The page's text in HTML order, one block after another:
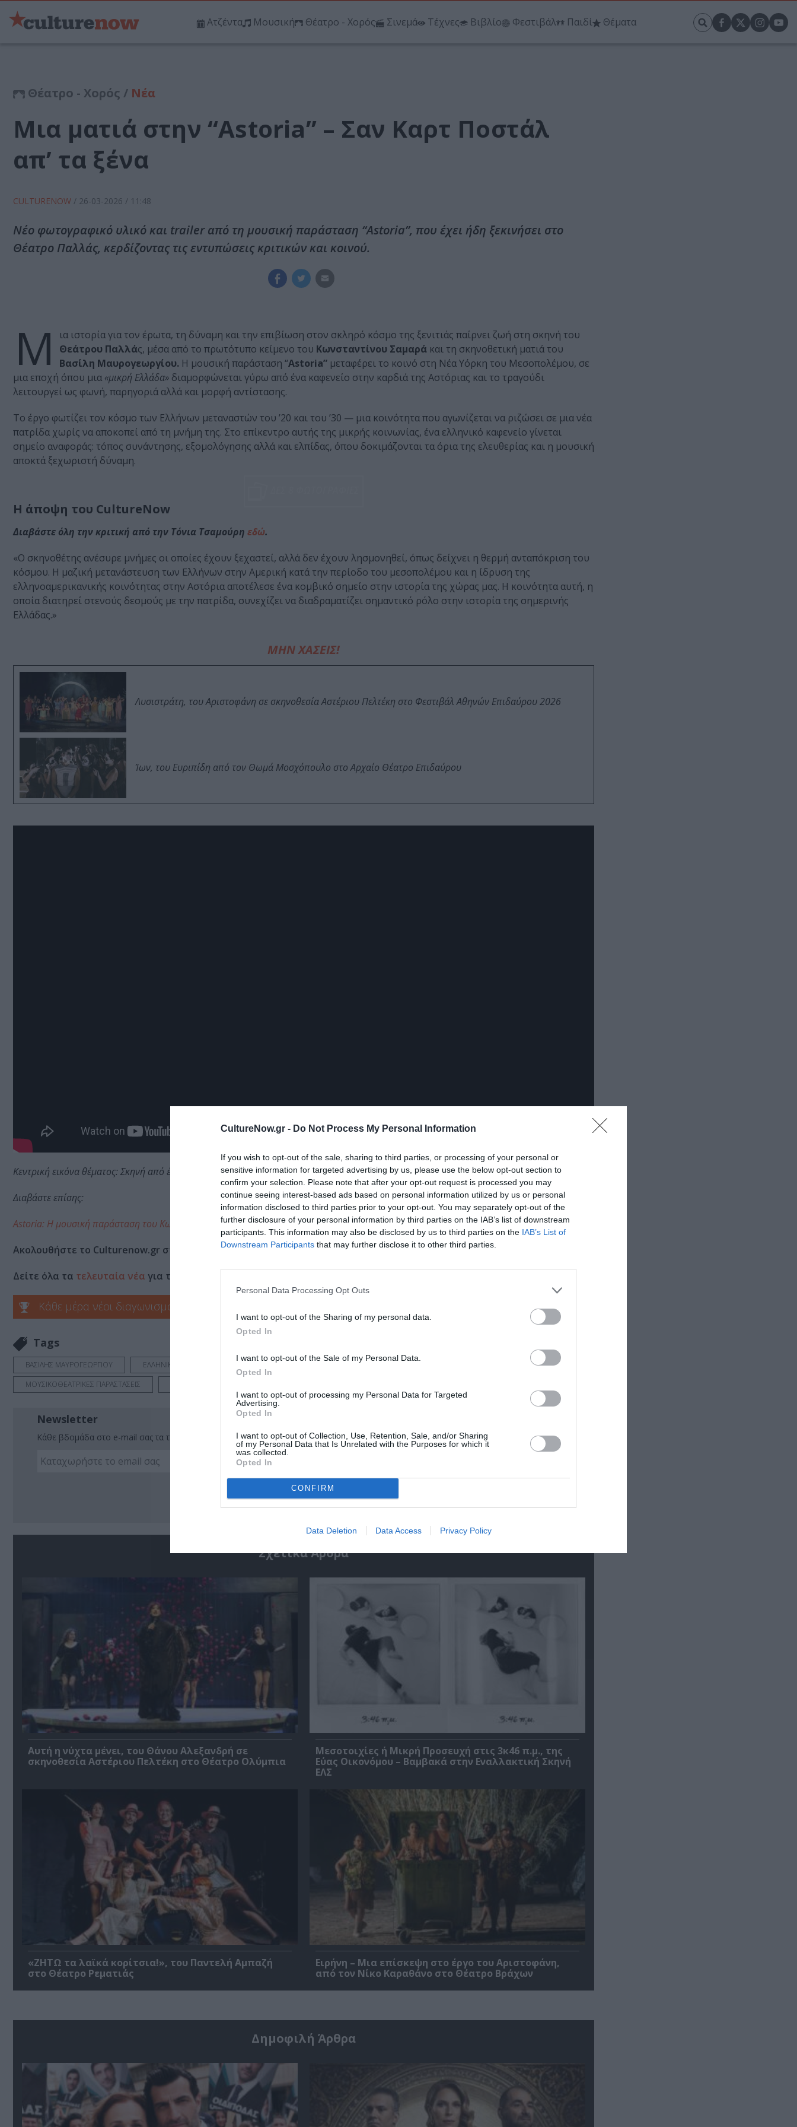
CultureNow.gr - Do Not Process My Personal Information
If you wish to opt-out of the sale, sharing to third parties, or processing of your personal or
sensitive information for targeted advertising by us, please use the below opt-out section to
confirm your selection. Please note that after your opt-out request is processed you may
continue seeing interest-based ads based on personal information utilized by us or personal
information disclosed to third parties prior to your opt-out. You may separately opt-out of the
further disclosure of your personal information by third parties on the IAB’s list of downstream
participants. This information may also be disclosed by us to third parties on the IAB’s List of
Downstream Participants that may further disclose it to other third parties.
Personal Data Processing Opt Outs
I want to opt-out of the Sharing of my personal data.
Opted In
I want to opt-out of the Sale of my Personal Data.
Opted In
I want to opt-out of processing my Personal Data for Targeted
Advertising.
Opted In
I want to opt-out of Collection, Use, Retention, Sale, and/or Sharing
of my Personal Data that Is Unrelated with the Purposes for which it
was collected.
Opted In
CONFIRM
Data Deletion Data Access Privacy Policy
Ατζέντα Μουσική Θέατρο - Χορός Σινεμά Τέχνες Βιβλίο Φεστιβάλ Παιδί Θέματα
Θέατρο - Χορός / Νέα
Μια ματιά στην “Astoria” – Σαν Καρτ Ποστάλ
απ’ τα ξένα
CULTURENOW / 26-03-2026 / 11:48
Νέο φωτογραφικό υλικό και trailer από τη μουσική παράσταση “Astoria”, που έχει ήδη ξεκινήσει στο
Θέατρο Παλλάς, κερδίζοντας τις εντυπώσεις κριτικών και κοινού.
Μ
ια ιστορία για τον έρωτα, τη δύναμη και την επιβίωση στον σκληρό κόσμο της ξενιτιάς παίρνει ζωή στη σκηνή του
Θεάτρου Παλλάς, μέσα από το πρωτότυπο κείμενο του Κωνσταντίνου Σαμαρά και τη σκηνοθετική ματιά του
Βασίλη Μαυρογεωργίου. Η μουσική παράσταση “Astoria” μεταφέρει το κοινό στη Νέα Υόρκη του Μεσοπολέμου, σε
μια εποχή όπου μια «μικρή Ελλάδα» διαμορφώνεται γύρω από ένα καφενείο στην καρδιά της Αστόριας και το τραγούδι
λειτουργεί ως φωνή, παρηγοριά αλλά και μορφή αντίστασης.
Το έργο φωτίζει τον κόσμο των Ελλήνων μεταναστών του ’20 και του ’30 — μια κοινότητα που αγωνίζεται να ριζώσει σε μια νέα
πατρίδα χωρίς να αποκοπεί από τη μνήμη της. Στο επίκεντρο αυτής της μικρής κοινωνίας, ένα ελληνικό καφενείο γίνεται
σημείο αναφοράς: τόπος συνάντησης, εξομολόγησης αλλά και ελπίδας, όπου δοκιμάζονται τα όρια της ελευθερίας και η μουσική
αποκτά ξεχωριστή δύναμη.
Η άποψη του CultureNow
Διαβάστε όλη την κριτική από την Τόνια Τσαμούρη εδώ.
«Ο σκηνοθέτης ανέσυρε μνήμες οι οποίες έχουν ξεχαστεί, αλλά δεν έχουν λησμονηθεί, όπως δείχνει η θερμή ανταπόκριση του
κόσμου. Η μαζική μετανάστευση των Ελλήνων στην Αμερική κατά την περίοδο του μεσοπολέμου και η ίδρυση της
ελληνοαμερικανικής κοινότητας στην Αστόρια αποτέλεσε ένα κομβικό σημείο στην ιστορία της χώρας μας. Η κοινότητα αυτή, η
οποία διατηρεί στενούς δεσμούς με την πατρίδα, συνεχίζει να διαδραματίζει σημαντικό ρόλο στην ιστορία της σημερινής
Ελλάδας.»
ΜΗΝ ΧΑΣΕΙΣ!
Λυσιστράτη, του Αριστοφάνη σε σκηνοθεσία Αστέριου Πελτέκη στο Φεστιβάλ Αθηνών Επιδαύρου 2026
Ίων, του Ευριπίδη από τον Θωμά Μοσχόπουλο στο Αρχαίο Θέατρο Επιδαύρου
Κεντρική εικόνα θέματος: Σκηνή από έργο – Photo Credit: Πάτροκλος Σκαφίδας
Διαβάστε επίσης:
Astoria: Η μουσική παράσταση του Κωνσταντίνου Σαμαρά σε σκηνοθεσία Βασίλη Μαυρογεωργίου στο Θέατρο Παλλάς
Ακολουθήστε το Culturenow.gr στο
Google Newsκαι μάθετε πρώτοι όλες τις ειδήσεις
Δείτε όλα τα τελευταία νέα για την Τέχνη και τον Πολιτισμό στο
Κάθε μέρα νέοι διαγωνισμοί στο Culturenow.gr Δες εδώ!❯
Tags
ΒΑΣΙΛΗΣ ΜΑΥΡΟΓΕΩΡΓΙΟΥ ΕΛΛΗΝΙΚΟ ΕΡΓΟ ΕΝΤΕΧΝΟ - ΛΑΪΚΟ - ΠΑΡΑΔΟΣΙΑΚΗ
ΜΟΥΣΙΚΟΘΕΑΤΡΙΚΕΣ ΠΑΡΑΣΤΑΣΕΙΣ
Newsletter
Κάθε βδομάδα στο e-mail σας τα τελευταία νέα για την Τέχνη και τον Πολιτισμό!
Ακολουθήστε το Culturenow.gr
Σχετικά Άρθρα
Αυτή η νύχτα μένει, του Θάνου Αλεξανδρή σε
σκηνοθεσία Αστέριου Πελτέκη στο Θέατρο Ολύμπια
Μεσοτοιχίες ή Μικρή Προσευχή στις 3κ46 π.μ., της
Εύας Οικονόμου – Βαμβακά στην Εναλλακτική Σκηνή
ΕΛΣ
«ΖΗΤΩ τα λαϊκά κορίτσια!», του Παντελή Αμπαζή
στο Θέατρο Ρεματιάς
Ειρήνη – Μια επίσκεψη στο έργο του Αριστοφάνη,
από τον Νίκο Καραθάνο στο Θέατρο Βράχων
Δημοφιλή Άρθρα